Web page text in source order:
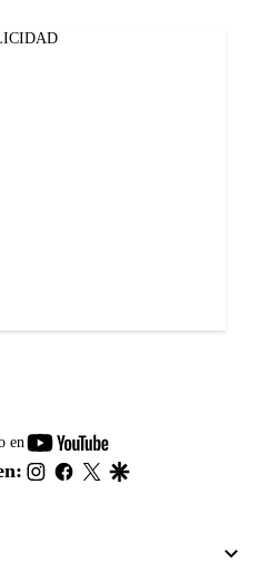
en
youtube-
footer
instagram
facebook
twitter